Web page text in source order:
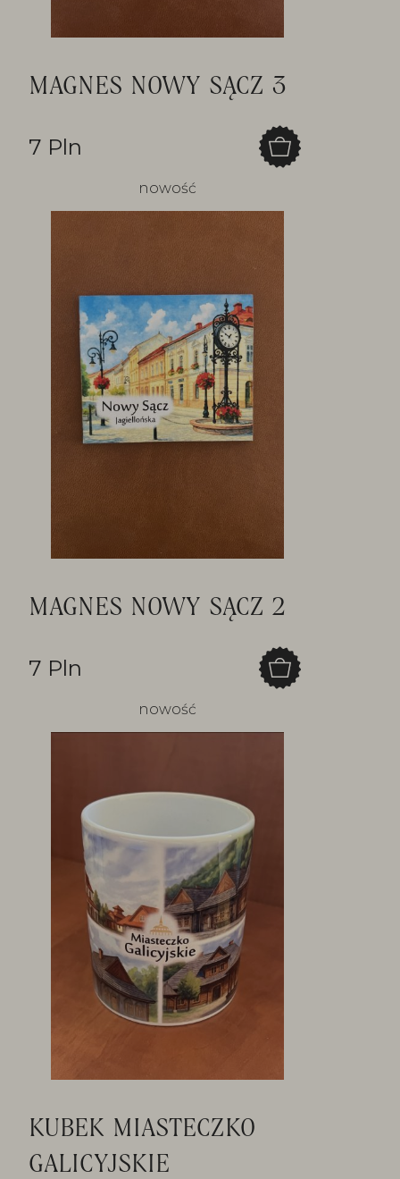
MAGNES NOWY SĄCZ 3
7 Pln
nowość
MAGNES NOWY SĄCZ 2
7 Pln
nowość
KUBEK MIASTECZKO
GALICYJSKIE